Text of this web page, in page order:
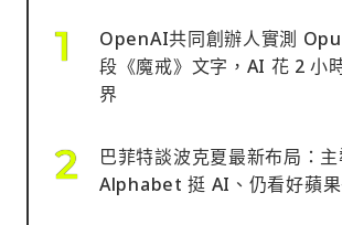
OpenAI共同創辦人實測
段《魔戒》文字，AI 花 2 小
界
巴菲特談波克夏最新布局：
Alphabet 挺 AI、仍看好蘋